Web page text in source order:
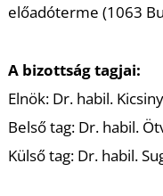
előadóterme (1063
A bizottság tagjai:
Elnök: Dr. habil.
Belső tag: Dr. habil.
Külső tag: Dr. habil.